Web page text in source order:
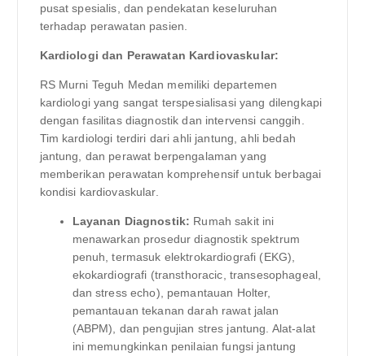
pusat spesialis, dan pendekatan keseluruhan
terhadap perawatan pasien.
Kardiologi dan Perawatan Kardiovaskular:
RS Murni Teguh Medan memiliki departemen
kardiologi yang sangat terspesialisasi yang dilengkapi
dengan fasilitas diagnostik dan intervensi canggih.
Tim kardiologi terdiri dari ahli jantung, ahli bedah
jantung, dan perawat berpengalaman yang
memberikan perawatan komprehensif untuk berbagai
kondisi kardiovaskular.
Layanan Diagnostik: Rumah sakit ini
menawarkan prosedur diagnostik spektrum
penuh, termasuk elektrokardiografi (EKG),
ekokardiografi (transthoracic, transesophageal,
dan stress echo), pemantauan Holter,
pemantauan tekanan darah rawat jalan
(ABPM), dan pengujian stres jantung. Alat-alat
ini memungkinkan penilaian fungsi jantung